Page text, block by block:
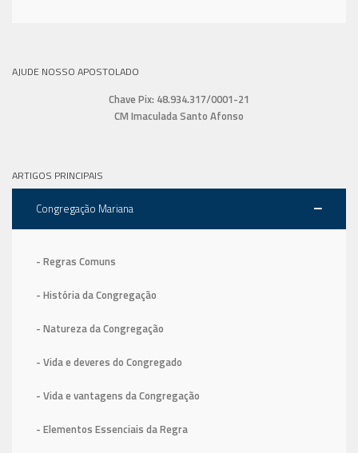
AJUDE NOSSO APOSTOLADO
Chave Pix: 48.934.317/0001-21
CM Imaculada Santo Afonso
ARTIGOS PRINCIPAIS
Congregação Mariana
- Regras Comuns
- História da Congregação
- Natureza da Congregação
- Vida e deveres do Congregado
- Vida e vantagens da Congregação
- Elementos Essenciais da Regra